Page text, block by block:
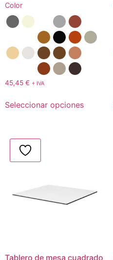
Color
45,45 € + IVA
Seleccionar opciones
Tablero de mesa cuadrado